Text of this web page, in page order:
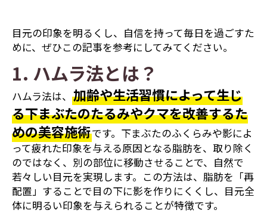
目元の印象を明るくし、自信を持って毎日を過ごすた
めに、ぜひこの記事を参考にしてみてください。
1. ハムラ法とは？
ハムラ法は、 加齢や生活習慣によって生じ
る下まぶたのたるみやクマを改善するた
めの美容施術です。下まぶたのふくらみや影によ
って疲れた印象を与える原因となる脂肪を、取り除く
のではなく、別の部位に移動させることで、自然で
若々しい目元を実現します。この方法は、脂肪を「再
配置」することで目の下に影を作りにくくし、目元全
体に明るい印象を与えられることが特徴です。